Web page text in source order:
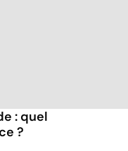
: quel
?